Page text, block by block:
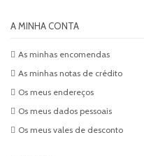
A MINHA CONTA
As minhas encomendas
As minhas notas de crédito
Os meus endereços
Os meus dados pessoais
Os meus vales de desconto